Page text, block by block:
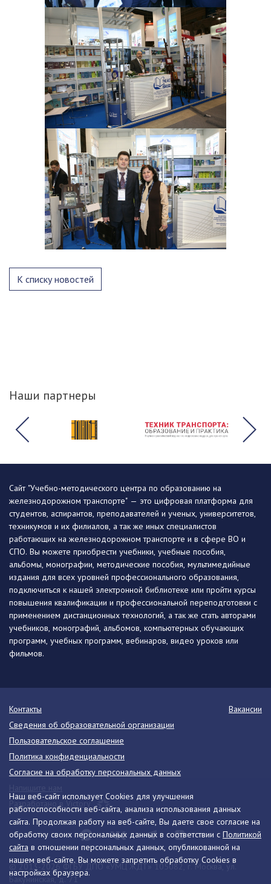
К списку новостей
Наши партнеры
Наш веб-сайт использует Cookies для улучшения
работоспособности веб-сайта, анализа использования данных
сайта. Продолжая работу на веб-сайте, Вы даете свое согласие на
обработку своих персональных данных в соответствии с Политикой
сайта в отношении персональных данных, опубликованной на
нашем веб-сайте. Вы можете запретить обработку Cookies в
настройках браузера.
Сайт "Учебно-методического центра по образованию на
железнодорожном транспорте" — это цифровая платформа для
студентов, аспирантов, преподавателей и ученых, университетов,
техникумов и их филиалов, а так же иных специалистов
работающих на железнодорожном транспорте и в сфере ВО и
СПО. Вы можете приобрести учебники, учебные пособия,
альбомы, монографии, методические пособия, мультимедийные
издания для всех уровней профессионального образования,
подключиться к нашей электронной библиотеке или пройти курсы
повышения квалификации и профессиональной переподготовки с
применением дистанционных технологий, а так же стать авторами
учебников, монографий, альбомов, компьютерных обучающих
программ, учебных программ, вебинаров, видео уроков или
фильмов.
© 2013-2026 ФГБУ ДПО «УМЦ ЖДТ» 105082, г. Москва, ул.
Бакунинская, д. 71
Контакты
Вакансии
Сведения об образовательной организации
Пользовательское соглашение
Политика конфиденциальности
Согласие на обработку персональных данных
Разработано в Victory